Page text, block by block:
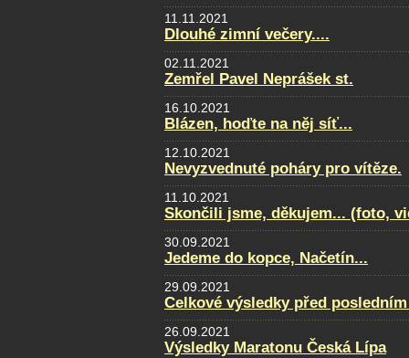
11.11.2021
Dlouhé zimní večery....
02.11.2021
Zemřel Pavel Neprášek st.
16.10.2021
Blázen, hoďte na něj síť...
12.10.2021
Nevyzvednuté poháry pro vítěze.
11.10.2021
Skončili jsme, děkujem... (foto,
30.09.2021
Jedeme do kopce, Načetín...
29.09.2021
Celkové výsledky před
26.09.2021
Výsledky Maratonu Česká Lípa